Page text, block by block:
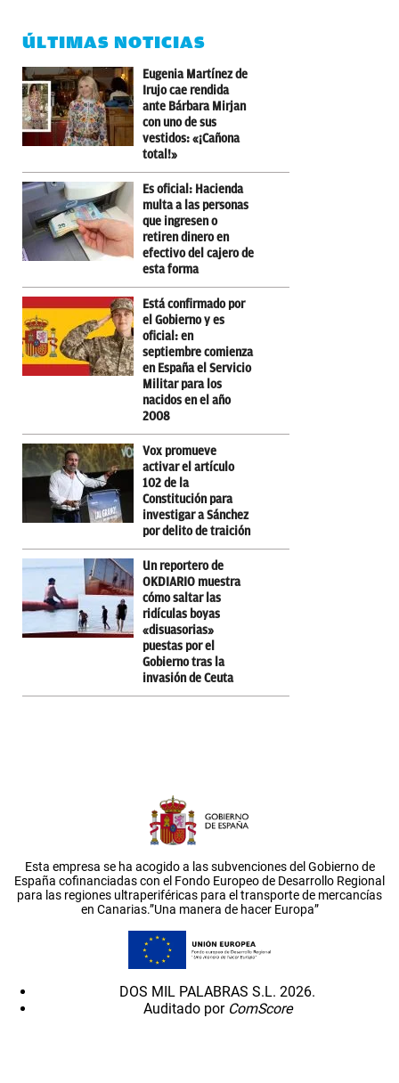
ÚLTIMAS NOTICIAS
Eugenia Martínez de
Irujo cae rendida
ante Bárbara Mirjan
con uno de sus
vestidos: «¡Cañona
total!»
Es oficial: Hacienda
multa a las personas
que ingresen o
retiren dinero en
efectivo del cajero de
esta forma
Está confirmado por
el Gobierno y es
oficial: en
septiembre comienza
en España el Servicio
Militar para los
nacidos en el año
2008
Vox promueve
activar el artículo
102 de la
Constitución para
investigar a Sánchez
por delito de traición
Un reportero de
OKDIARIO muestra
cómo saltar las
ridículas boyas
«disuasorias»
puestas por el
Gobierno tras la
invasión de Ceuta
Esta empresa se ha acogido a las subvenciones del Gobierno de
España cofinanciadas con el Fondo Europeo de Desarrollo Regional
para las regiones ultraperiféricas para el transporte de mercancías
en Canarias.”Una manera de hacer Europa”
DOS MIL PALABRAS S.L. 2026.
Auditado por ComScore